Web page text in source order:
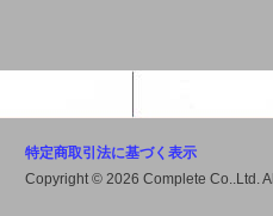
特定商取引法に基づく表示
Copyright © 2026 Complete Co..Ltd.